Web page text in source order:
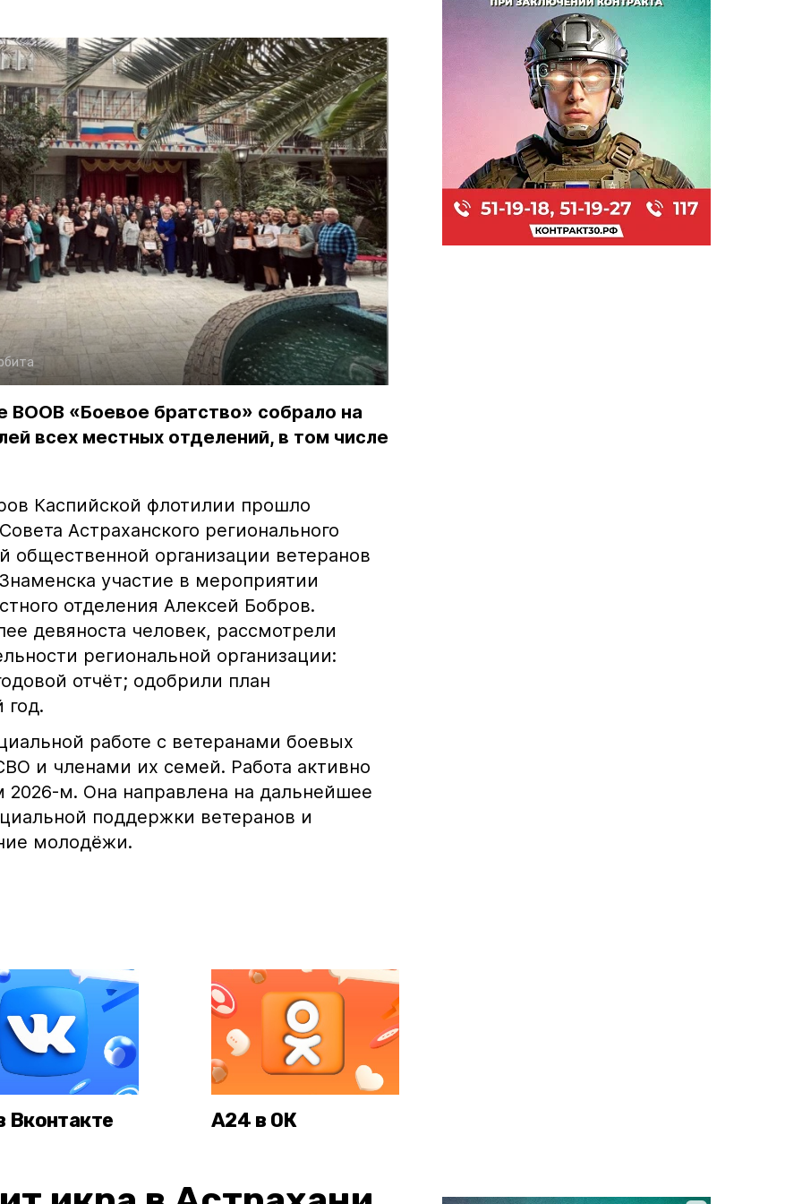
ВООВ «Боевое братство» собрало на
всех местных отделений, в том числе
Каспийской флотилии прошло
Астраханского регионального
общественной организации ветеранов
участие в мероприятии
отделения Алексей Бобров.
девяноста человек, рассмотрели
региональной организации:
отчёт; одобрили план
год.
работе с ветеранами боевых
и членами их семей. Работа активно
2026-м. Она направлена на дальнейшее
поддержки ветеранов и
молодёжи.
Вконтакте А24 в ОК